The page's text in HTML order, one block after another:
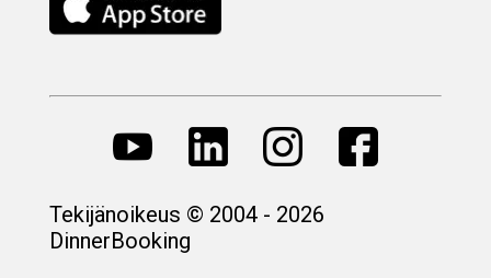
Tekijänoikeus © 2004 - 2026
DinnerBooking